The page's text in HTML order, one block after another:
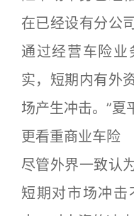
在已经设有分公
通过经营车险业
实，短期内有外
场产生冲击。”夏
更看重商业车险
尽管外界一致认
短期对市场冲击